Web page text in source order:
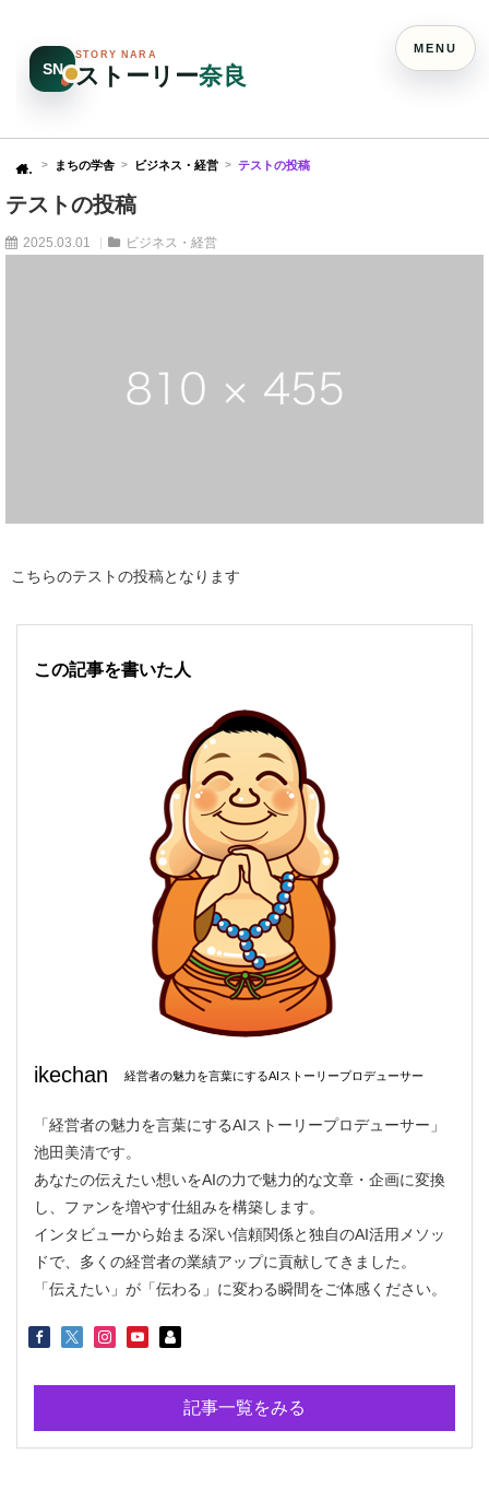
SN
STORY NARA
ストーリー奈良
Home まちの学舎 ビジネス・経営 テストの投稿
テストの投稿
2025.03.01 ビジネス・経営
こちらのテストの投稿となります
この記事を書いた人
ikechan 経営者の魅力を言葉にするAIストーリープロデューサー
「経営者の魅力を言葉にするAIストーリープロデューサー」
池田美清です。
あなたの伝えたい想いをAIの力で魅力的な文章・企画に変換
し、ファンを増やす仕組みを構築します。
インタビューから始まる深い信頼関係と独自のAI活用メソッ
ドで、多くの経営者の業績アップに貢献してきました。
「伝えたい」が「伝わる」に変わる瞬間をご体感ください。
記事一覧をみる
MENU